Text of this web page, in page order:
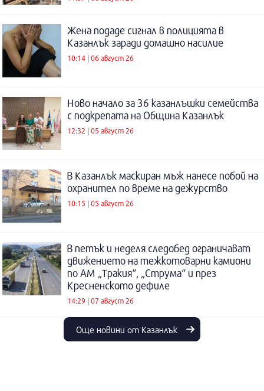
Жена подаде сигнал в полицията в
Казанлък заради домашно насилие
10:14 | 06 август 26
Ново начало за 36 казанлъшки семейства
с подкрепата на Община Казанлък
12:32 | 05 август 26
В Казанлък маскиран мъж нанесе побой на
охранител по време на дежурство
10:15 | 05 август 26
В петък и неделя следобед ограничават
движението на тежкотоварни камиони
по АМ „Тракия“, „Струма“ и през
Кресненското дефиле
14:29 | 07 август 26
Още новини от Казанлък